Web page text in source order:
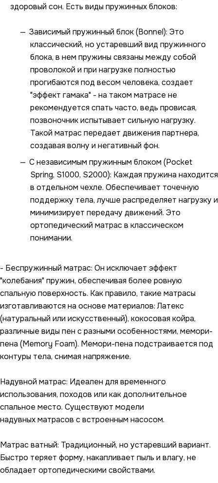
здоровый сон. Есть виды пружинных блоков:
Зависимый пружинный блок (Bonnel): Это
классический, но устаревший вид пружинного
блока, в нем пружины связаны между собой
проволокой и при нагрузке полностью
прогибаются под весом человека, создает
"эффект гамака" - на таком матрасе не
рекомендуется спать часто, ведь провисая,
позвоночник испытывает сильную нагрузку.
Такой матрас передает движения партнера,
создавая волну и негативный фон.
С независимым пружинным блоком (Pocket
Spring, S1000, S2000): Каждая пружина находится
в отдельном чехле. Обеспечивает точечную
поддержку тела, лучше распределяет нагрузку и
минимизирует передачу движений. Это
ортопедический матрас в классическом
понимании.
- Беспружинный матрас: Он исключает эффект
"колебания" пружин, обеспечивая более ровную
спальную поверхность. Как правило, такие матрасы
изготавливаются на основе материалов: Латекс
(натуральный или искусственный), кокосовая койра,
различные виды пен с разными особенностями, мемори-
пена (Memory Foam). Мемори-пена подстраивается под
контуры тела, снимая напряжение.
Надувной матрас: Идеален для временного
использования, походов или как дополнительное
спальное место. Существуют модели
надувных матрасов с встроенным насосом.
Матрас ватный: Традиционный, но устаревший вариант.
Быстро теряет форму, накапливает пыль и влагу, не
обладает ортопедическими свойствами.